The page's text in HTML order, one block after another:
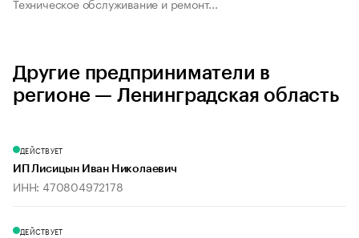
Техническое обслуживание и ремонт...
Другие предприниматели в
регионе — Ленинградская область
ДЕЙСТВУЕТ
ИП Лисицын Иван Николаевич
ИНН: 470804972178
ДЕЙСТВУЕТ